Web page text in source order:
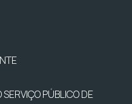
PÚBLICO DE